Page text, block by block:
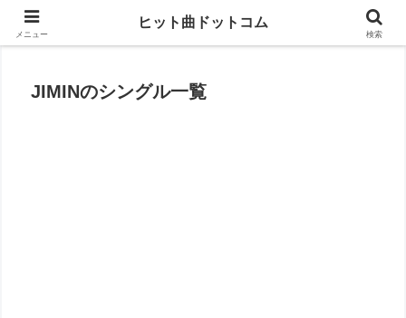
思い出の曲がすぐに見つかる
JIMINのシングル一覧
メニュー
ヒット曲ドットコム
検索